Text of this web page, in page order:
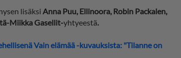
lisäksi Anna Puu, Ellinoora, Robin Packalen,
Miikka Gasellit-yhtyeestä.
Vain elämää -kuvauksista: "Tilanne on